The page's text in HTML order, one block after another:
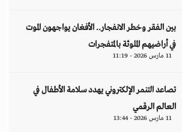
بين الفقر وخطر الانفجار.. الأفغان يواجهون الموت
في أراضيهم الملوثة بالمتفجرات
11 مارس 2026 - 11:19
تصاعد التنمر الإلكتروني يهدد سلامة الأطفال في
العالم الرقمي
11 مارس 2026 - 13:44